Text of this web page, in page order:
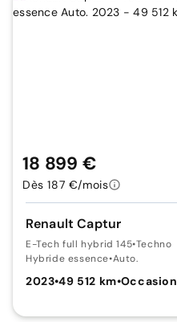
Renault Captur
E-Tech full hybrid 145•Techno
Hybride essence•Auto.
2023•49 512 km•Occasion
18 899 €
Dès 187 €/mois